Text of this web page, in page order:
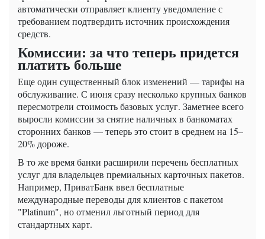
автоматически отправляет клиенту уведомление с
требованием подтвердить источник происхождения
средств.
Комиссии: за что теперь придется
платить больше
Еще один существенный блок изменений — тарифы на
обслуживание. С июня сразу несколько крупных банков
пересмотрели стоимость базовых услуг. Заметнее всего
выросли комиссии за снятие наличных в банкоматах
сторонних банков — теперь это стоит в среднем на 15–
20% дороже.
В то же время банки расширили перечень бесплатных
услуг для владельцев премиальных карточных пакетов.
Например, ПриватБанк ввел бесплатные
международные переводы для клиентов с пакетом
"Platinum", но отменил льготный период для
стандартных карт.